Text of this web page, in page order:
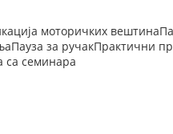
моторичких
за ручакПрактични
са семинара